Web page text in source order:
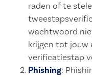
raden of te
wachtwoord
krijgen tot jouw
verificatiestap
Phishing: